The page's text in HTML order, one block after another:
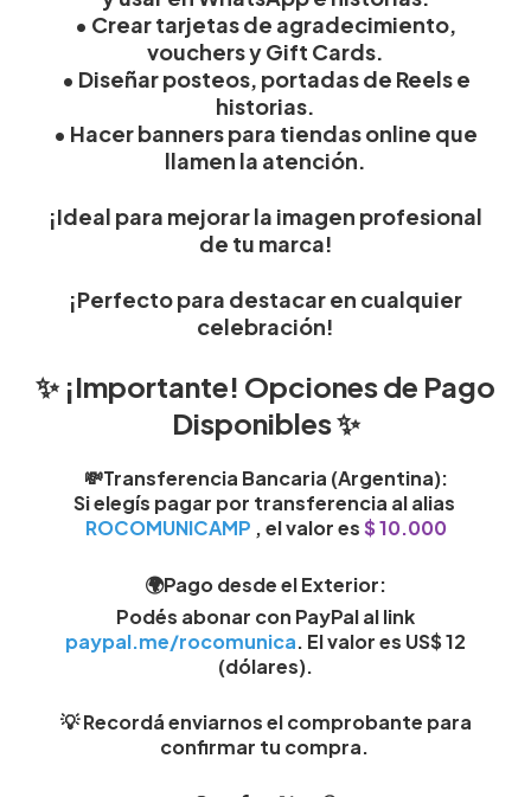
• Crear tarjetas de agradecimiento,
vouchers y Gift Cards.
• Diseñar posteos, portadas de Reels e
historias.
• Hacer banners para tiendas online que
llamen la atención.
¡Ideal para mejorar la imagen profesional
de tu marca!
¡Perfecto para destacar en cualquier
celebración!
✨ ¡Importante! Opciones de Pago
Disponibles✨
💸Transferencia Bancaria (Argentina):
Si elegís pagar por transferencia al alias
ROCOMUNICAMP , el valor es$ 10.000
🌍Pago desde el Exterior:
Podés abonar con PayPalal link
paypal.me/rocomunica. El valor es US$ 12
(dólares).
💡 Recordá enviarnos el comprobante para
confirmar tu compra.